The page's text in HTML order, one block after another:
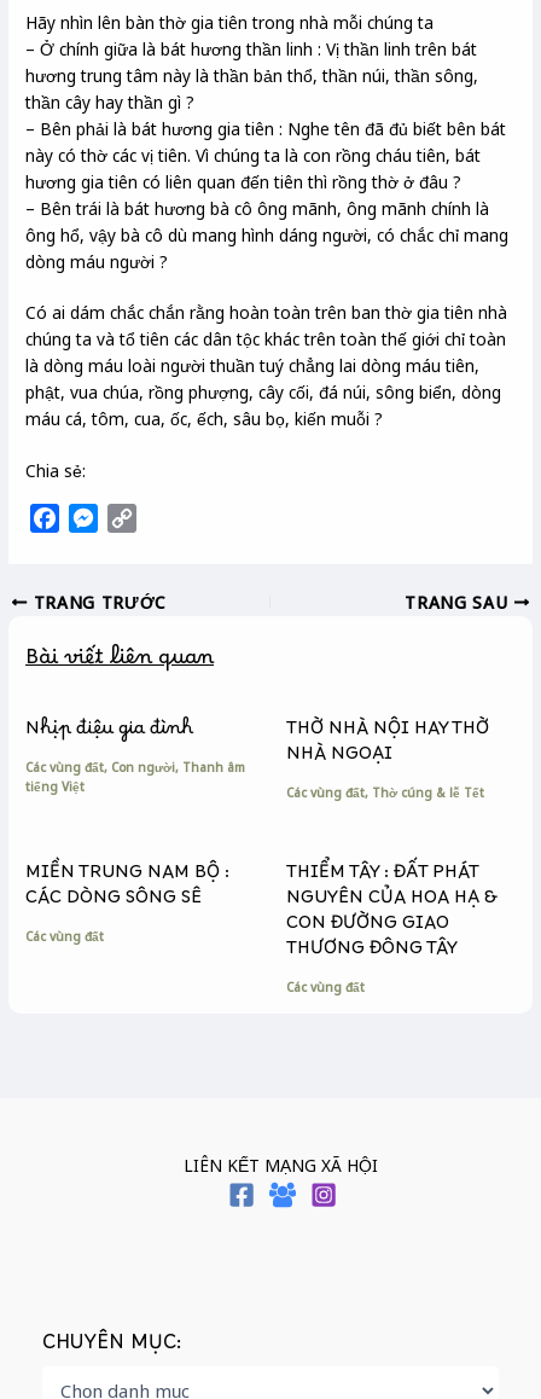
Hãy nhìn lên bàn thờ gia tiên trong nhà mỗi chúng ta
– Ở chính giữa là bát hương thần linh : Vị thần linh trên bát
hương trung tâm này là thần bản thổ, thần núi, thần sông,
thần cây hay thần gì ?
– Bên phải là bát hương gia tiên : Nghe tên đã đủ biết bên bát
này có thờ các vị tiên. Vì chúng ta là con rồng cháu tiên, bát
hương gia tiên có liên quan đến tiên thì rồng thờ ở đâu ?
– Bên trái là bát hương bà cô ông mãnh, ông mãnh chính là
ông hổ, vậy bà cô dù mang hình dáng người, có chắc chỉ mang
dòng máu người ?
Có ai dám chắc chắn rằng hoàn toàn trên ban thờ gia tiên nhà
chúng ta và tổ tiên các dân tộc khác trên toàn thế giới chỉ toàn
là dòng máu loài người thuần tuý chẳng lai dòng máu tiên,
phật, vua chúa, rồng phượng, cây cối, đá núi, sông biển, dòng
máu cá, tôm, cua, ốc, ếch, sâu bọ, kiến muỗi ?
Chia sẻ:
e
o
k
M
s
n
e
y
i
k
TRANG TRƯỚC TRANG SAU
Bài viết liên quan
Nhịp điệu gia đình
Các vùng đất, Con người, Thanh âm
tiếng Việt
THỜ NHÀ NỘI HAY THỜ
NHÀ NGOẠI
Các vùng đất, Thờ cúng & lễ Tết
MIỀN TRUNG NAM BỘ :
CÁC DÒNG SÔNG SÊ
Các vùng đất
THIỂM TÂY : ĐẤT PHÁT
NGUYÊN CỦA HOA HẠ &
CON ĐƯỜNG GIAO
THƯƠNG ĐÔNG TÂY
Các vùng đất
LIÊN KẾT MẠNG XÃ HỘI
CHUYÊN MỤC: